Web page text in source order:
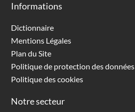
Informations
Dictionnaire
Mentions Légales
Plan du Site
Politique de protection des données
Politique des cookies
Notre secteur